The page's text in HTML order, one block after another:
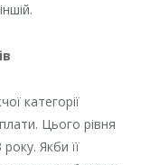
категорії
Цього рівня
Якби її